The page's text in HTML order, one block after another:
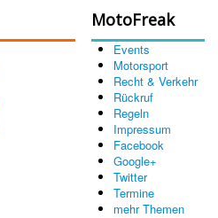
MotoFreak
Events
Motorsport
Recht & Verkehr
Rückruf
Regeln
Impressum
Facebook
Google+
Twitter
Termine
mehr Themen